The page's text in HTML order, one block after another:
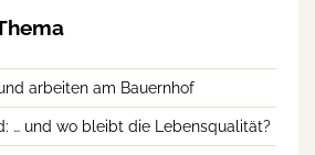
arbeiten am Bauernhof
… und wo bleibt die Lebensqualität?